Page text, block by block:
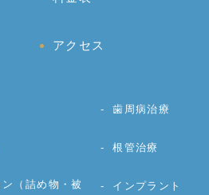
アクセス
歯周病治療
根管治療
（詰め物・被
インプラント